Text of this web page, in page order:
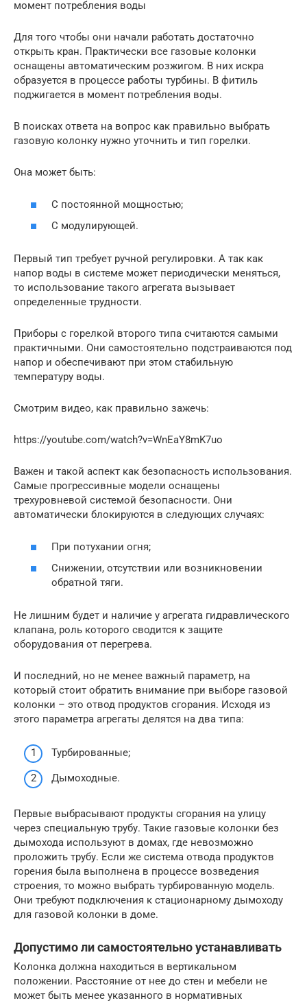
момент потребления воды
Для того чтобы они начали работать достаточно
открыть кран. Практически все газовые колонки
оснащены автоматическим розжигом. В них искра
образуется в процессе работы турбины. В фитиль
поджигается в момент потребления воды.
В поисках ответа на вопрос как правильно выбрать
газовую колонку нужно уточнить и тип горелки.
Она может быть:
С постоянной мощностью;
С модулирующей.
Первый тип требует ручной регулировки. А так как
напор воды в системе может периодически меняться,
то использование такого агрегата вызывает
определенные трудности.
Приборы с горелкой второго типа считаются самыми
практичными. Они самостоятельно подстраиваются под
напор и обеспечивают при этом стабильную
температуру воды.
Смотрим видео, как правильно зажечь:
https://youtube.com/watch?v=WnEaY8mK7uo
Важен и такой аспект как безопасность использования.
Самые прогрессивные модели оснащены
трехуровневой системой безопасности. Они
автоматически блокируются в следующих случаях:
При потухании огня;
Снижении, отсутствии или возникновении
обратной тяги.
Не лишним будет и наличие у агрегата гидравлического
клапана, роль которого сводится к защите
оборудования от перегрева.
И последний, но не менее важный параметр, на
который стоит обратить внимание при выборе газовой
колонки – это отвод продуктов сгорания. Исходя из
этого параметра агрегаты делятся на два типа:
Турбированные;
Дымоходные.
Первые выбрасывают продукты сгорания на улицу
через специальную трубу. Такие газовые колонки без
дымохода используют в домах, где невозможно
проложить трубу. Если же система отвода продуктов
горения была выполнена в процессе возведения
строения, то можно выбрать турбированную модель.
Они требуют подключения к стационарному дымоходу
для газовой колонки в доме.
Допустимо ли самостоятельно устанавливать
Колонка должна находиться в вертикальном
положении. Расстояние от нее до стен и мебели не
может быть менее указанного в нормативных